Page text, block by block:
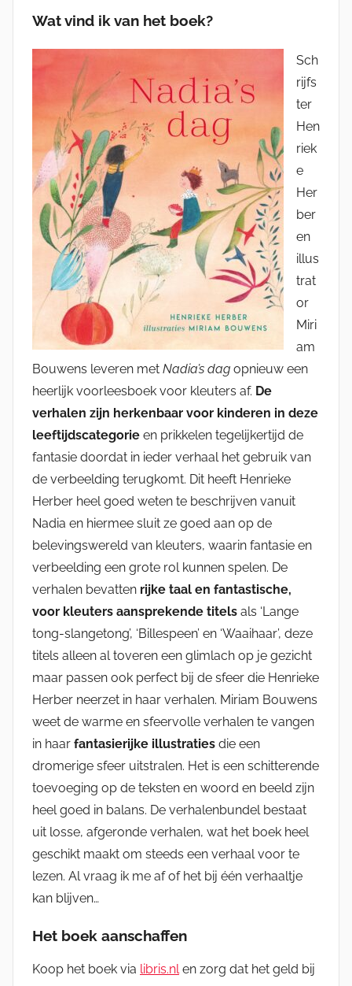
Wat vind ik van het boek?
Sch
rijfs
ter
Hen
riek
e
Her
ber
en
illus
trat
or
Miri
am
Bouwens leveren met Nadia’s dag opnieuw een
heerlijk voorleesboek voor kleuters af. De
verhalen zijn herkenbaar voor kinderen in deze
leeftijdscategorie en prikkelen tegelijkertijd de
fantasie doordat in ieder verhaal het gebruik van
de verbeelding terugkomt. Dit heeft Henrieke
Herber heel goed weten te beschrijven vanuit
Nadia en hiermee sluit ze goed aan op de
belevingswereld van kleuters, waarin fantasie en
verbeelding een grote rol kunnen spelen. De
verhalen bevatten rijke taal en fantastische,
voor kleuters aansprekende titels als ‘Lange
tong-slangetong’, ‘Billespeen’ en ‘Waaihaar’, deze
titels alleen al toveren een glimlach op je gezicht
maar passen ook perfect bij de sfeer die Henrieke
Herber neerzet in haar verhalen. Miriam Bouwens
weet de warme en sfeervolle verhalen te vangen
in haar fantasierijke illustraties die een
dromerige sfeer uitstralen. Het is een schitterende
toevoeging op de teksten en woord en beeld zijn
heel goed in balans. De verhalenbundel bestaat
uit losse, afgeronde verhalen, wat het boek heel
geschikt maakt om steeds een verhaal voor te
lezen. Al vraag ik me af of het bij één verhaaltje
kan blijven…
Het boek aanschaffen
Koop het boek via libris.nlen zorg dat het geld bij